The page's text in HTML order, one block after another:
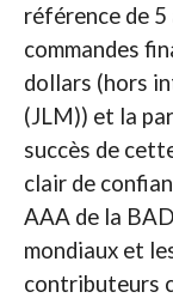
référence de
commandes
dollars (hors
(JLM)) et la
succès de
clair de
AAA de la
mondiaux et
contributeurs